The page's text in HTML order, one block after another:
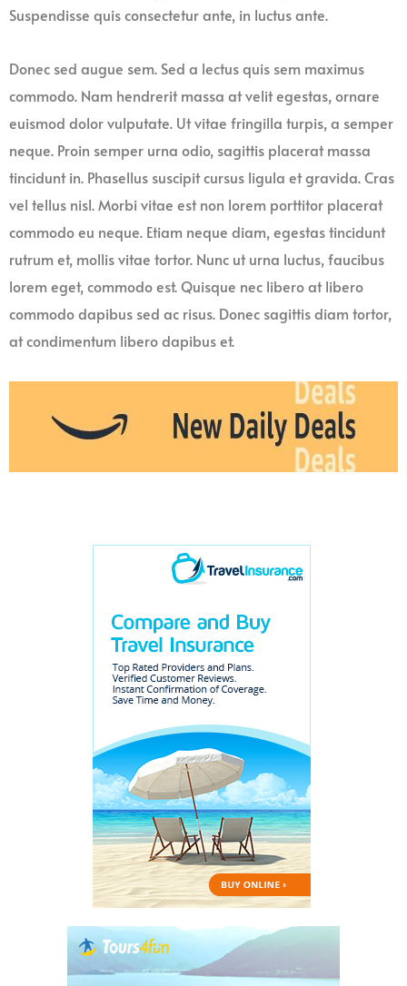
Suspendisse quis consectetur ante, in luctus ante.
Donec sed augue sem. Sed a lectus quis sem maximus
commodo. Nam hendrerit massa at velit egestas, ornare
euismod dolor vulputate. Ut vitae fringilla turpis, a semper
neque. Proin semper urna odio, sagittis placerat massa
tincidunt in. Phasellus suscipit cursus ligula et gravida. Cras
vel tellus nisl. Morbi vitae est non lorem porttitor placerat
commodo eu neque. Etiam neque diam, egestas tincidunt
rutrum et, mollis vitae tortor. Nunc ut urna luctus, faucibus
lorem eget, commodo est. Quisque nec libero at libero
commodo dapibus sed ac risus. Donec sagittis diam tortor,
at condimentum libero dapibus et.